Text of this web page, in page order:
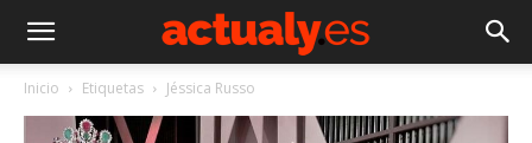
Inicio Etiquetas Jéssica Russo